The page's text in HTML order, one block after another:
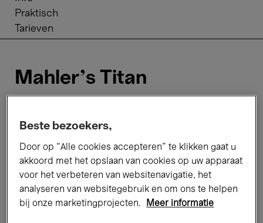
Praktisch
Tarieven
Mahler's Titan
nieuwe composer-in-residence, start het seizoen
vanuit pure verbeelding. Het is muziek die zweeft,
glijdt en ruimte laat voor sereniteit en verstilling. In
Schumanns Pianoconcertostaat het instrument
niet tegenover het orkest, maar midden in het
gesprek. Niemand minder danAnna Vinnitskaya
Beste bezoekers,
Door op “Alle cookies accepteren” te klikken gaat u
akkoord met het opslaan van cookies op uw apparaat
voor het verbeteren van websitenavigatie, het
analyseren van websitegebruik en om ons te helpen
bij onze marketingprojecten.
Meer informatie